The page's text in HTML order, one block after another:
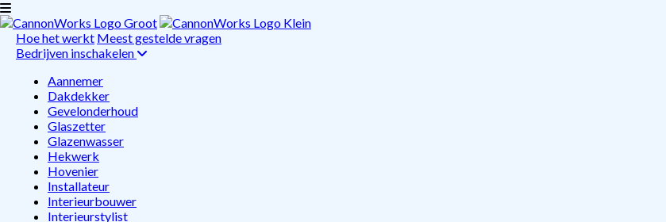
Hoe het werkt Meest gestelde vragen
Bedrijven inschakelen
Aannemer
Dakdekker
Gevelonderhoud
Glaszetter
Glazenwasser
Hekwerk
Hovenier
Installateur
Interieurbouwer
Interieurstylist